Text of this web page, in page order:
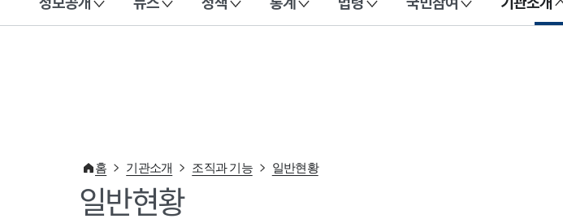
이 누리집은 대한민국 공식 전자정부 누리집입니다.
홈 기관소개 조직과 기능 일반현황
일반현황